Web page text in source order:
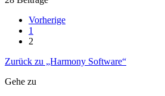
Vorherige
1
2
Zurück zu „Harmony Software“
Gehe zu